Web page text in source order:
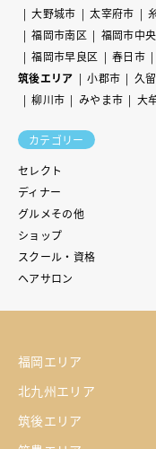
大野城市
太宰府市
福岡市南区
福岡市中
福岡市早良区
春日市
筑後エリア
小郡市 久
柳川市
みやま市 大
カテゴリー
セレクト
ディナー
グルメその他
ショップ
スクール・資格
ヘアサロン
福岡エリア
北九州エリア
筑後エリア